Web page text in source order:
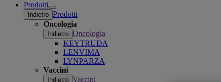
Prodotti
Open
submenu
Indietro Prodotti
Oncologia
Indietro Oncologia
KEYTRUDA
LENVIMA
LYNPARZA
Vaccini
Indietro Vaccini